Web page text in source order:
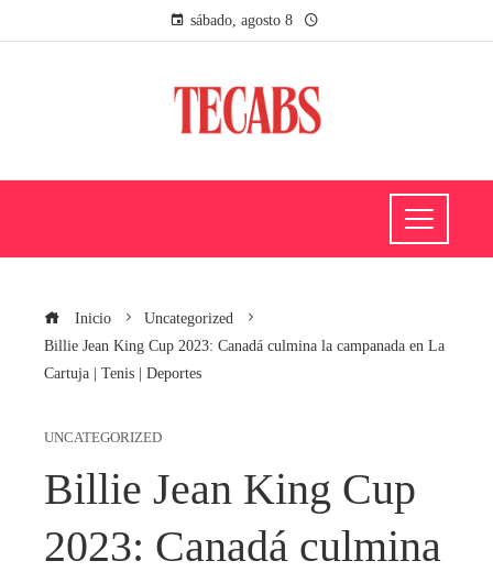
sábado, agosto 8
Inicio
Uncategorized
Billie Jean King Cup 2023: Canadá culmina la campanada en La
Cartuja | Tenis | Deportes
UNCATEGORIZED
Billie Jean King Cup
2023: Canadá culmina